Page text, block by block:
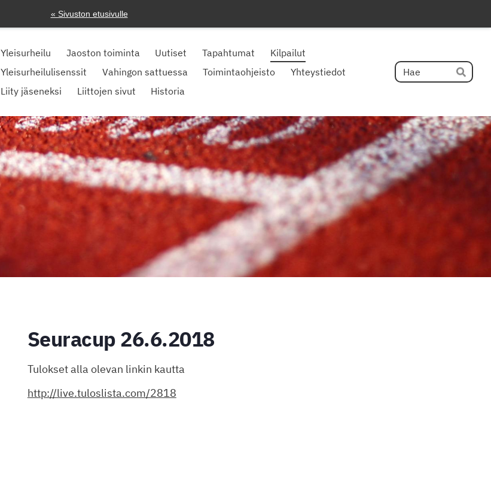
« Sivuston etusivulle
Yleisurheilu Jaoston toiminta Uutiset Tapahtumat
Kilpailut
Yleisurheilulisenssit
Vahingon sattuessa Toimintaohjeisto
Yhteystiedot
Liity jäseneksi
Liittojen sivut Historia
Hae
Seuracup 26.6.2018
Tulokset alla olevan linkin kautta
http://live.tuloslista.com/2818